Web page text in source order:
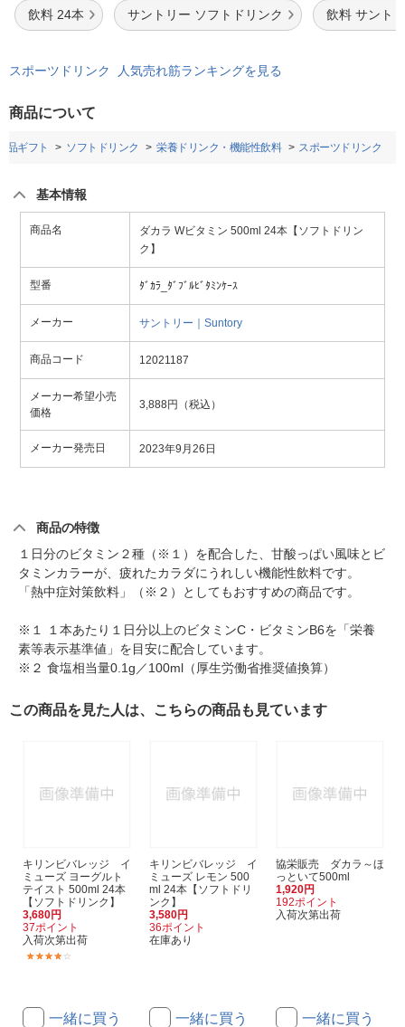
飲料 24本 サントリー ソフトドリンク 飲料 サント
スポーツドリンク 人気売れ筋ランキングを見る
商品について
品ギフト ソフトドリンク 栄養ドリンク・機能性飲料 スポーツドリンク
基本情報
商品名
ダカラ Wビタミン 500ml 24本【ソフトドリン
ク】
型番 ﾀﾞｶﾗ_ﾀﾞﾌﾞﾙﾋﾞﾀﾐﾝｹｰｽ
メーカー サントリー｜Suntory
商品コード 12021187
メーカー希望小売
価格
3,888円（税込）
メーカー発売日 2023年9月26日
商品の特徴
１日分のビタミン２種（※１）を配合した、甘酸っぱい風味とビ
タミンカラーが、疲れたカラダにうれしい機能性飲料です。
「熱中症対策飲料」（※２）としてもおすすめの商品です。
※１ １本あたり１日分以上のビタミンC・ビタミンB6を「栄養
素等表示基準値」を目安に配合しています。
※２ 食塩相当量0.1g／100ml（厚生労働省推奨値換算）
この商品を見た人は、こちらの商品も見ています
キリンビバレッジ イ
ミューズ ヨーグルト
テイスト 500ml 24本
【ソフトドリンク】
3,680円
37ポイント
入荷次第出荷
一緒に買う
キリンビバレッジ イ
ミューズ レモン 500
ml 24本【ソフトドリ
ンク】
3,580円
36ポイント
在庫あり
一緒に買う
協栄販売 ダカラ～ほ
っといて500ml
1,920円
192ポイント
入荷次第出荷
一緒に買う